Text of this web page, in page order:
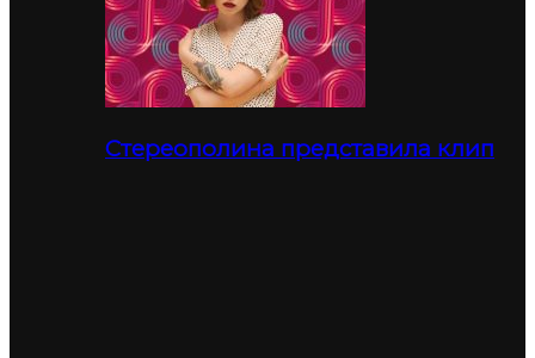
Стереополина представила клип